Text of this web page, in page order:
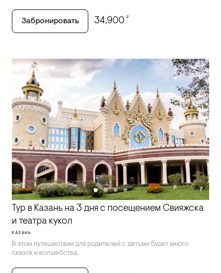
Забронировать 34,900 ₽
Тур в Казань на 3 дня с посещением Свияжска
и театра кукол
КАЗАНЬ
В этом путешествии для родителей с детьми будет много
сказок и волшебства.